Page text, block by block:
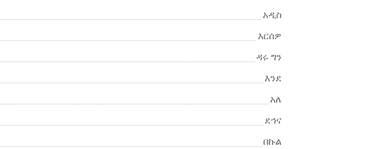
አዲስ
እርሰዎ
ዳሩ ግን
እንደ
አለ
ደኅና
በኩል